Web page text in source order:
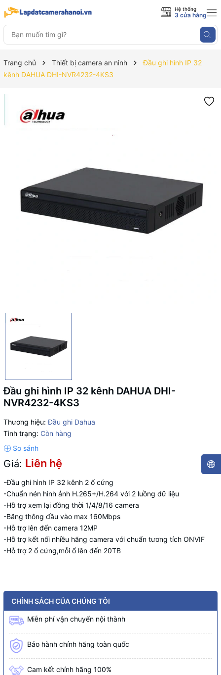
Hệ thống
3 cửa hàng
Trang chủ Thiết bị camera an ninh
Đầu ghi hình IP 32
kênh DAHUA DHI-NVR4232-4KS3
Đầu ghi hình IP 32 kênh DAHUA DHI-
NVR4232-4KS3
Thương hiệu: Đầu ghi Dahua
Tình trạng: Còn hàng
Giá: Liên hệ
-Đầu ghi hình IP 32 kênh 2 ổ cứng
-Chuẩn nén hình ảnh H.265+/H.264 với 2 luồng dữ liệu
-Hỗ trợ xem lại đồng thời 1/4/8/16 camera
-Băng thông đầu vào max 160Mbps
-Hỗ trợ lên đến camera 12MP
-Hỗ trợ kết nối nhiều hãng camera với chuẩn tương tích ONVIF
-Hỗ trợ 2 ổ cứng,mỗi ổ lên đến 20TB
CHÍNH SÁCH CỦA CHÚNG TÔI
Miễn phí vận chuyển nội thành
Bảo hành chính hãng toàn quốc
Cam kết chính hãng 100%